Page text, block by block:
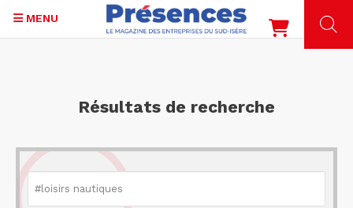
MENU
Résultats de recherche